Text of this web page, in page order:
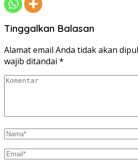
Tinggalkan Balasan
Alamat email Anda tidak akan
wajib ditandai *